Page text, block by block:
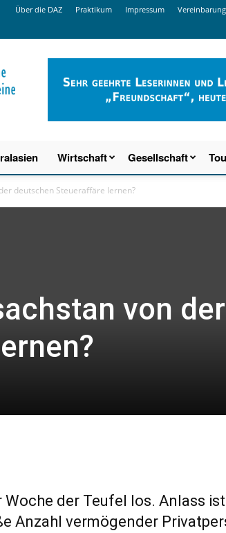
Über die DAZ Praktikum Impressum
Wirtschaft Gesellschaft
deutschen Steueraffäre lernen?
von
der Teufel los. Anlass
Anzahl vermögender